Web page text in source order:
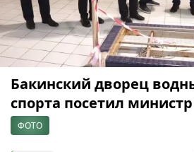
Бакинский дворец
спорта посетил
ФОТО